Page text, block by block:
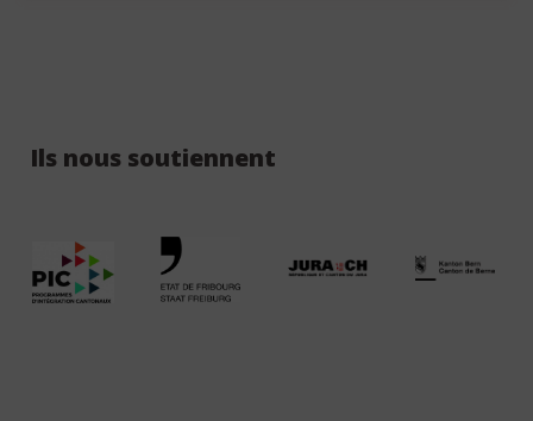
Ils nous soutiennent